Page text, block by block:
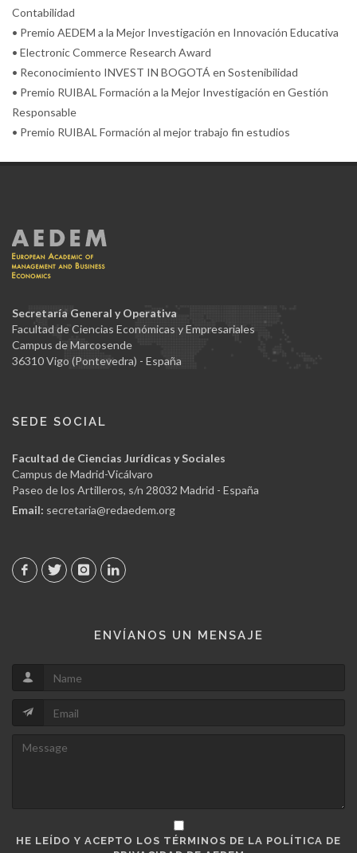
Contabilidad
• Premio AEDEM a la Mejor Investigación en Innovación Educativa
• Electronic Commerce Research Award
• Reconocimiento INVEST IN BOGOTÁ en Sostenibilidad
• Premio RUIBAL Formación a la Mejor Investigación en Gestión
Responsable
• Premio RUIBAL Formación al mejor trabajo fin estudios
Secretaría General y Operativa
Facultad de Ciencias Económicas y Empresariales
Campus de Marcosende
36310 Vigo (Pontevedra) - España
SEDE SOCIAL
Facultad de Ciencias Jurídicas y Sociales
Campus de Madrid-Vicálvaro
Paseo de los Artilleros, s/n 28032 Madrid - España
Email: secretaria@redaedem.org
ENVÍANOS UN MENSAJE
HE LEÍDO Y ACEPTO LOS TÉRMINOS DE LA POLÍTICA DE